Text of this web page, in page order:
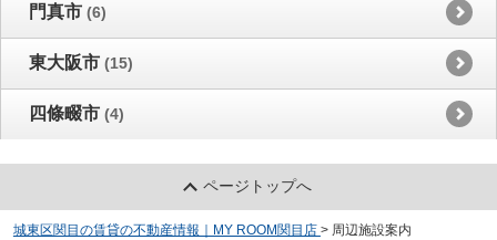
門真市 (6)
東大阪市 (15)
四條畷市 (4)
ページトップへ
城東区関目の賃貸の不動産情報｜MY ROOM関目店 > 周辺施設案内